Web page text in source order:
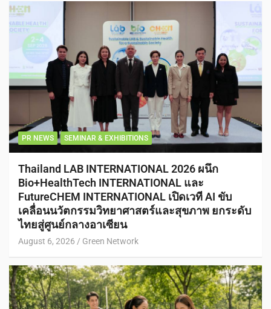
PR NEWS SEMINAR & EXHIBITIONS
Thailand LAB INTERNATIONAL 2026 ผนึก
Bio+HealthTech INTERNATIONAL และ
FutureCHEM INTERNATIONAL เปิดเวที AI ขับ
เคลื่อนนวัตกรรมวิทยาศาสตร์และสุขภาพ ยกระดับ
ไทยสู่ศูนย์กลางอาเซียน
August 6, 2026 Green Network